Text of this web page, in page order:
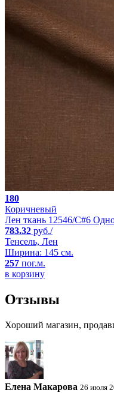
180
Коричневый
Лен ткань 12546/C#6
783.32 руб./
Тенсель, Лен
Ширина: 145 см.
257 пог.м.
в корзину
Отзывы
Хороший магазин,
Елена Макарова 26 июля